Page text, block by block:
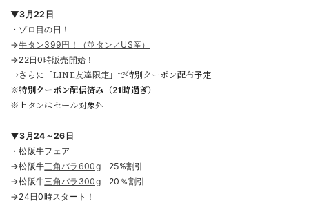
▼3月22日
・ゾロ目の日！
→牛タン399円！（並タン／US産）
→22日0時販売開始！
→さらに「LINE友達限定」で特別クーポン配布予定
※特別クーポン配信済み（21時過ぎ）
※上タンはセール対象外
▼3月24～26日
・松阪牛フェア
→松阪牛三角バラ600g25%割引
→松阪牛三角バラ300g20％割引
→24日0時スタート！